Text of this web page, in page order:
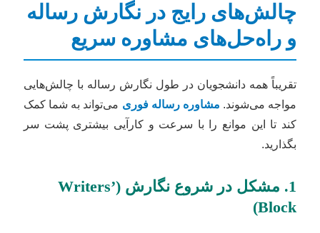
چالش‌های رایج در نگارش رساله
و راه‌حل‌های مشاوره سریع
تقریباً همه دانشجویان در طول نگارش رساله با چالش‌هایی
مواجه می‌شوند.مشاوره رساله فوریمی‌تواند به شما کمک
کند تا این موانع را با سرعت و کارآیی بیشتری پشت سر
بگذارید.
1. مشکل در شروع نگارش (Writers’
Block)